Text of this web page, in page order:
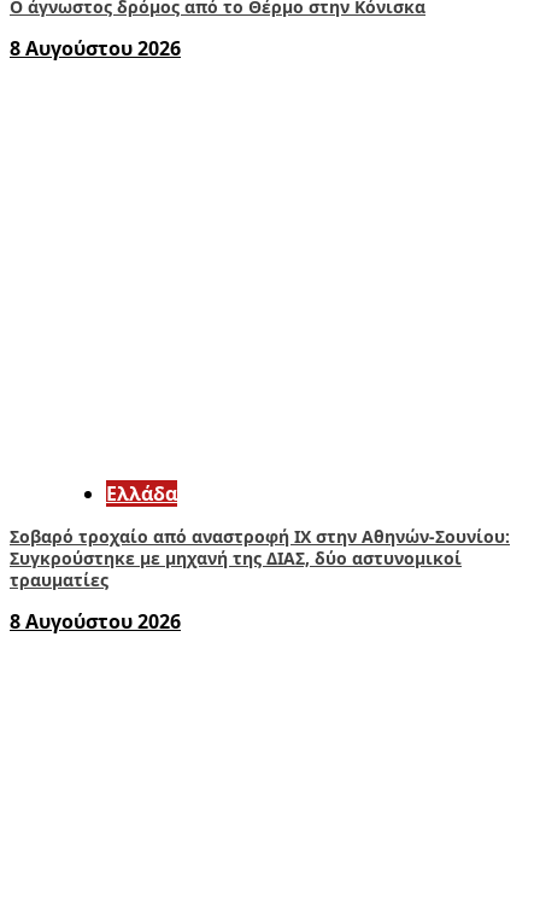
Ο άγνωστος δρόμος από το Θέρμο στην Κόνισκα
8 Αυγούστου 2026
Ελλάδα
Σοβαρό τροχαίο από αναστροφή ΙΧ στην Αθηνών-Σουνίου:
Συγκρούστηκε με μηχανή της ΔΙΑΣ, δύο αστυνομικοί
τραυματίες
8 Αυγούστου 2026